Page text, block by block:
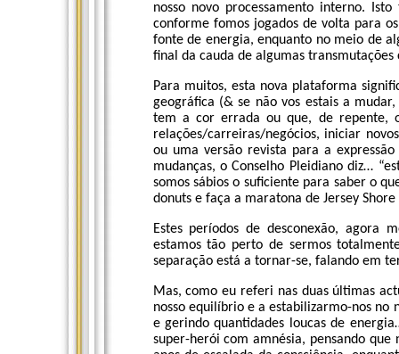
nosso novo processamento interno.
conforme fomos jogados de volta para
fonte de energia, enquanto no meio de
final da cauda de algumas transmutações
Para muitos, esta nova plataforma
geográfica (& se não vos estais a
tem a cor errada ou que, de repente,
relações/carreiras/negócios, iniciar
ou uma versão revista para a
mudanças, o Conselho Pleidiano diz…
somos sábios o suficiente para saber o
donuts e faça a maratona de Jersey Shore
Estes períodos de desconexão, agora
estamos tão perto de sermos
separação está a tornar-se, falando em
Mas, como eu referi nas duas últimas
nosso equilíbrio e a estabilizarmo-nos
e gerindo quantidades loucas de
super-herói com amnésia, pensando